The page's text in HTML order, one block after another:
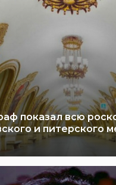
показал всю
и питерского